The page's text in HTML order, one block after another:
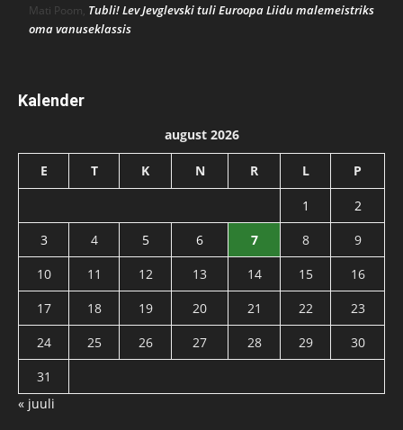
Mati Poom, Tubli! Lev Jevglevski tuli Euroopa Liidu malemeistriks
oma vanuseklassis
Kalender
august 2026
E T K N R L P
1
2
3
4 5 6 7 8
9
10
11 12 13 14 15
16
17
18 19 20 21 22
23
24
25 26 27 28 29
30
31
« juuli